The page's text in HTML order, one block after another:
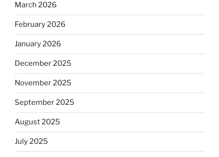
March 2026
February 2026
January 2026
December 2025
November 2025
September 2025
August 2025
July 2025